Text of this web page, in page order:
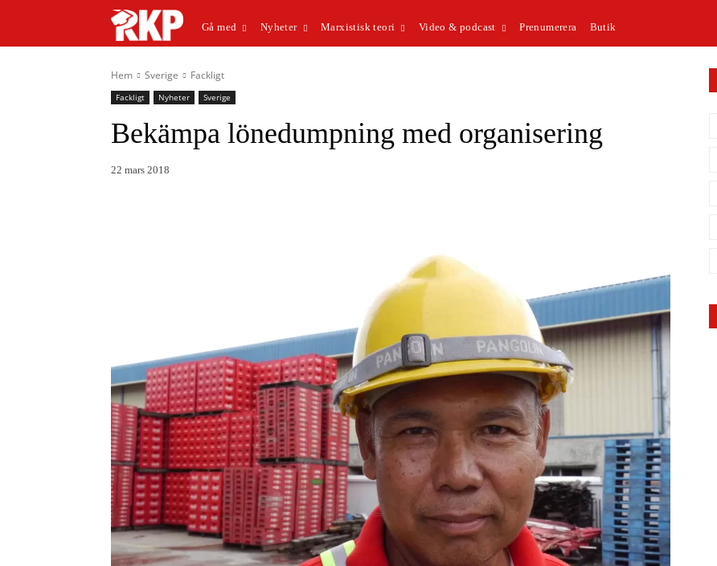
Gå med Nyheter Marxistisk teori Video & podcast Prenumerera Butik
Hem Sverige Fackligt
Fackligt Nyheter Sverige
Bekämpa lönedumpning med organisering
22 mars 2018